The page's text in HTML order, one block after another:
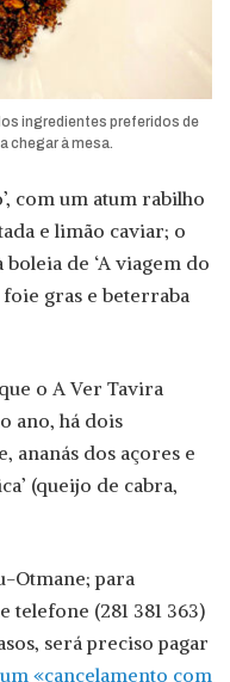
ingredientes preferidos de
chegar à mesa.
com um atum rabilho
e limão caviar; o
de ‘A viagem do
gras e beterraba
o A Ver Tavira
ano, há dois
ananás dos açores e
(queijo de cabra,
Otmane; para
(281 381 363)
será preciso pagar
«cancelamento com